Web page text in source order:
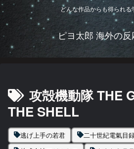
どんな作品からも得られる
ピヨ太郎 海外の
攻殻機動隊 THE
THE SHELL
逃げ上手の若君
二十世紀電氣目